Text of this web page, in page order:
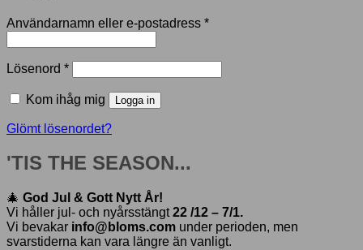
Användarnamn eller e-postadress *Obligatoriskt
Lösenord *Obligatoriskt
Kom ihåg mig Logga in
Glömt lösenordet?
'TIS THE SEASON...
🎄 God Jul & Gott Nytt År!
Vi håller jul- och nyårsstängt22 /12 – 7/1.
Vi bevakar info@bloms.com under perioden, men
svarstiderna kan vara längre än vanligt.